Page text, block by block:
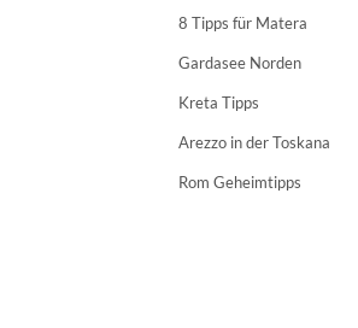
8 Tipps für Matera
Gardasee Norden
Kreta Tipps
Arezzo in der Toskana
Rom Geheimtipps